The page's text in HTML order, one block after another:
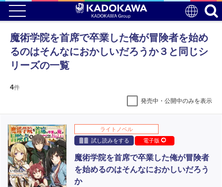
魔術学院を首席で卒業した俺が冒険者を始め
るのはそんなにおかしいだろうか３と同じシ
リーズの一覧
4件
発売中・公開中のみを表示
ライトノベル
試し読みをする
電子版
魔術学院を首席で卒業した俺が冒険者
を始めるのはそんなにおかしいだろう
か